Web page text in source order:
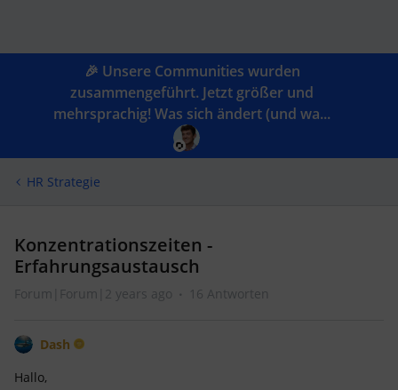
🎉 Unsere Communities wurden
zusammengeführt. Jetzt größer und
mehrsprachig! Was sich ändert (und wa...
HR Strategie
Konzentrationszeiten -
Erfahrungsaustausch
Forum|Forum|2 years ago 16 Antworten
Dash
Hallo,